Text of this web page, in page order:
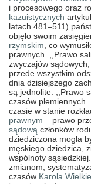
i procesowego oraz
kazuistycznych
latach 481–511)
objęło swoim
rzymskim , co
prawnych. ,,Prawo
zwyczajów
przede wszystkim
dnia dzisiejszego
są jednolite. ,,Prawo
czasów
czasie w stanie
prawnym – prawo
sądową członków
dziedziczona mogła
męskiego dziedzica,
wspólnoty
zmianom,
czasów Karola